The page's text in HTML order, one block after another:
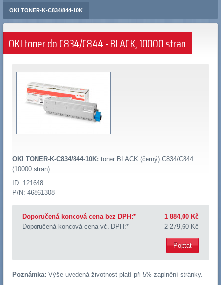
OKI TONER-K-C834/844-10K
OKI toner do C834/C844 - BLACK, 10000 stran
OKI TONER-K-C834/844-10K: toner BLACK (černý) C834/C844
(10000 stran)
ID: 121648
P/N: 46861308
Doporučená koncová cena bez DPH:*
1 884,00 Kč
Doporučená koncová cena vč. DPH:*
2 279,60 Kč
Poptat
Poznámka: Výše uvedená životnost platí při 5% zaplnění stránky.